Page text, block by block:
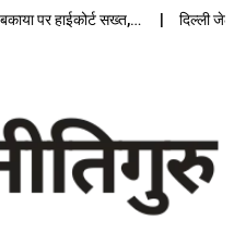
पर हाईकोर्ट सख्त,… दिल्ली जेलों में